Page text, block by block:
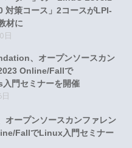
対策コース」2コースがLPI-
材に
日
、オープンソースカン
Online/Fallで
門セミナーを開催
オープンソースカンファレン
FallでLinux入門セミナー